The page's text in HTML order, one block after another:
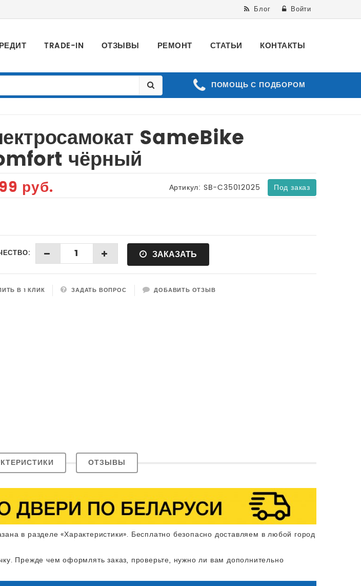
Блог Войти
TRADE-IN ОТЗЫВЫ РЕМОНТ СТАТЬИ КОНТАКТЫ
ПОМОЩЬ С ПОДБОРОМ
SameBike
чёрный
руб. Под заказ
Артикул: SB-C35012025
ЗАКАЗАТЬ
В 1 КЛИК ЗАДАТЬ ВОПРОС ДОБАВИТЬ ОТЗЫВ
ОТЗЫВЫ
в разделе «Характеристики». Бесплатно безопасно доставляем в любой город
Прежде чем оформлять заказ, проверьте, нужно ли вам дополнительно